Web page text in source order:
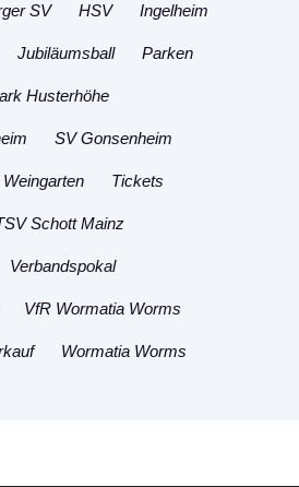
SV HSV Ingelheim
Jubiläumsball Parken
Husterhöhe
SV Gonsenheim
Tickets
Schott Mainz
Verbandspokal
VfR Wormatia Worms
Wormatia Worms